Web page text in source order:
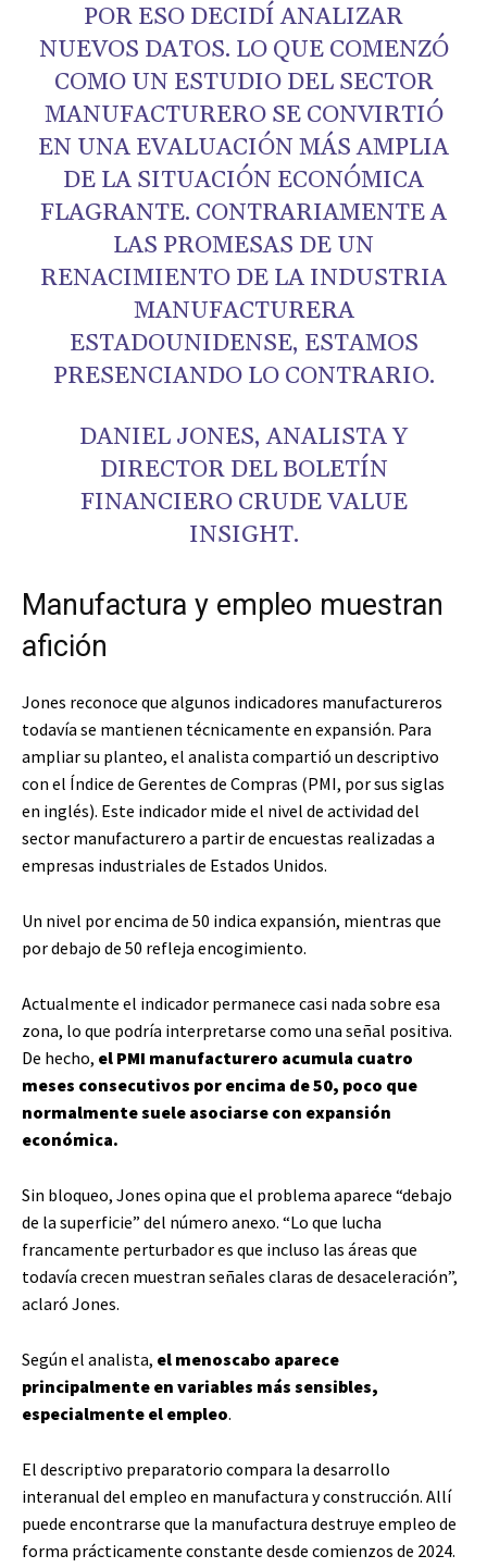
POR ESO DECIDÍ ANALIZAR
NUEVOS DATOS. LO QUE COMENZÓ
COMO UN ESTUDIO DEL SECTOR
MANUFACTURERO SE CONVIRTIÓ
EN UNA EVALUACIÓN MÁS AMPLIA
DE LA SITUACIÓN ECONÓMICA
FLAGRANTE. CONTRARIAMENTE A
LAS PROMESAS DE UN
RENACIMIENTO DE LA INDUSTRIA
MANUFACTURERA
ESTADOUNIDENSE, ESTAMOS
PRESENCIANDO LO CONTRARIO.
DANIEL JONES, ANALISTA Y
DIRECTOR DEL BOLETÍN
FINANCIERO CRUDE VALUE
INSIGHT.
Manufactura y empleo muestran
afición
Jones reconoce que algunos indicadores manufactureros
todavía se mantienen técnicamente en expansión. Para
ampliar su planteo, el analista compartió un descriptivo
con el Índice de Gerentes de Compras (PMI, por sus siglas
en inglés). Este indicador mide el nivel de actividad del
sector manufacturero a partir de encuestas realizadas a
empresas industriales de Estados Unidos.
Un nivel por encima de 50 indica expansión, mientras que
por debajo de 50 refleja encogimiento.
Actualmente el indicador permanece casi nada sobre esa
zona, lo que podría interpretarse como una señal positiva.
De hecho, el PMI manufacturero acumula cuatro
meses consecutivos por encima de 50, poco que
normalmente suele asociarse con expansión
económica.
Sin bloqueo, Jones opina que el problema aparece “debajo
de la superficie” del número anexo. “Lo que lucha
francamente perturbador es que incluso las áreas que
todavía crecen muestran señales claras de desaceleración”,
aclaró Jones.
Según el analista, el menoscabo aparece
principalmente en variables más sensibles,
especialmente el empleo.
El descriptivo preparatorio compara la desarrollo
interanual del empleo en manufactura y construcción. Allí
puede encontrarse que la manufactura destruye empleo de
forma prácticamente constante desde comienzos de 2024.